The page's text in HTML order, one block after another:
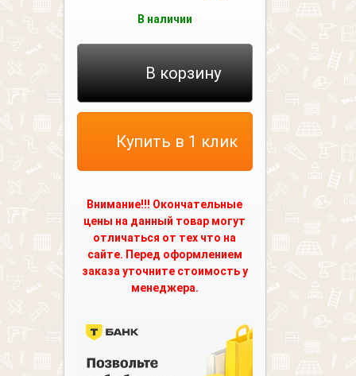
В наличии
В корзину
Купить в 1 клик
Внимание!!! Окончательные
цены на данный товар могут
отличаться от тех что на
сайте. Перед оформлением
заказа уточните стоимость у
менеджера.